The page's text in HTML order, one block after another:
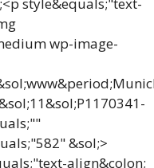
wp-image-
&sol;>
align&colon;